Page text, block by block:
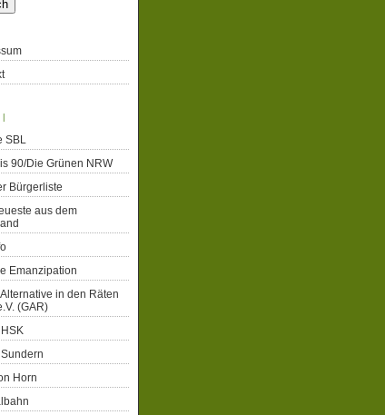
SBL
90/Die Grünen NRW
Bürgerliste
aus dem
Emanzipation
in den Räten
(GAR)
Horn